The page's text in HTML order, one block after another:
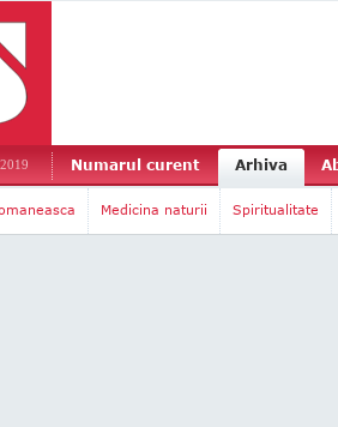
Numarul curent Arhiva
Medicina naturii Spiritualitate